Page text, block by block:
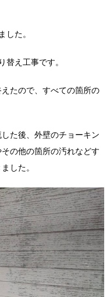
した。
替え工事です。
たので、すべての箇所の
た後、外壁のチョーキン
の他の箇所の汚れなどす
した。